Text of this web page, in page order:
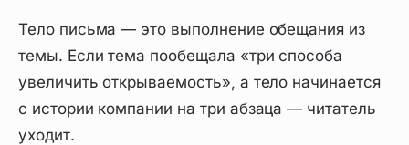
Тело письма — это выполнение обещания из
темы. Если тема пообещала «три способа
увеличить открываемость», а тело начинается
с истории компании на три абзаца — читатель
уходит.